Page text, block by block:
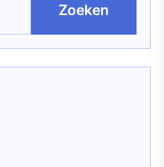
Zoeken